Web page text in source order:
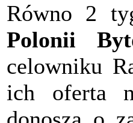
Równo 2
Polonii
celowniku
ich oferta